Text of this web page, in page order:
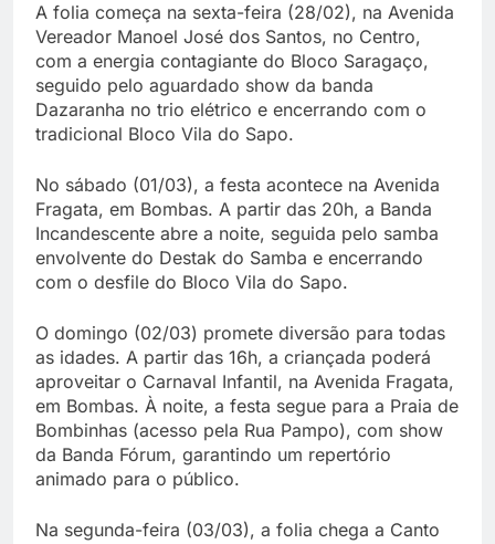
A folia começa na sexta-feira (28/02), na Avenida
Vereador Manoel José dos Santos, no Centro,
com a energia contagiante do Bloco Saragaço,
seguido pelo aguardado show da banda
Dazaranha no trio elétrico e encerrando com o
tradicional Bloco Vila do Sapo.
No sábado (01/03), a festa acontece na Avenida
Fragata, em Bombas. A partir das 20h, a Banda
Incandescente abre a noite, seguida pelo samba
envolvente do Destak do Samba e encerrando
com o desfile do Bloco Vila do Sapo.
O domingo (02/03) promete diversão para todas
as idades. A partir das 16h, a criançada poderá
aproveitar o Carnaval Infantil, na Avenida Fragata,
em Bombas. À noite, a festa segue para a Praia de
Bombinhas (acesso pela Rua Pampo), com show
da Banda Fórum, garantindo um repertório
animado para o público.
Na segunda-feira (03/03), a folia chega a Canto